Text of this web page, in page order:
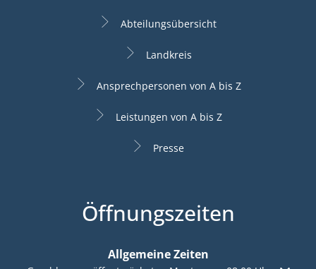
Abteilungsübersicht
Landkreis
Ansprechpersonen von A bis Z
Leistungen von A bis Z
Presse
Öffnungszeiten
Allgemeine Zeiten